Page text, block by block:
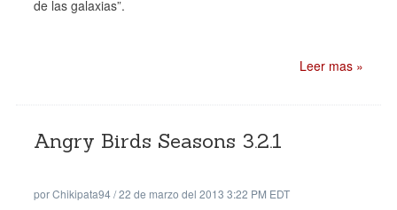
de las galaxias”.
Leer mas »
Angry Birds Seasons 3.2.1
porChikipata94/22 de marzo del 2013 3:22 PM EDT